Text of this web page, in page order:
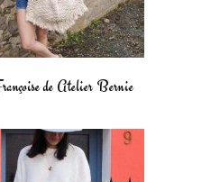
de Atelier Bernie